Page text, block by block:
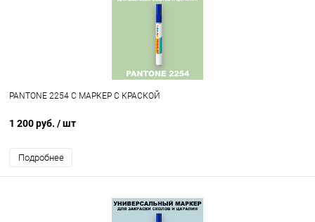
PANTONE 2254 C МАРКЕР С КРАСКОЙ
1 200 руб. / шт
Подробнее